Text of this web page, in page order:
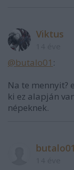
Viktus
@butalo01 :
Na te mennyit?
ki ez alapján
népeknek.
butalo01